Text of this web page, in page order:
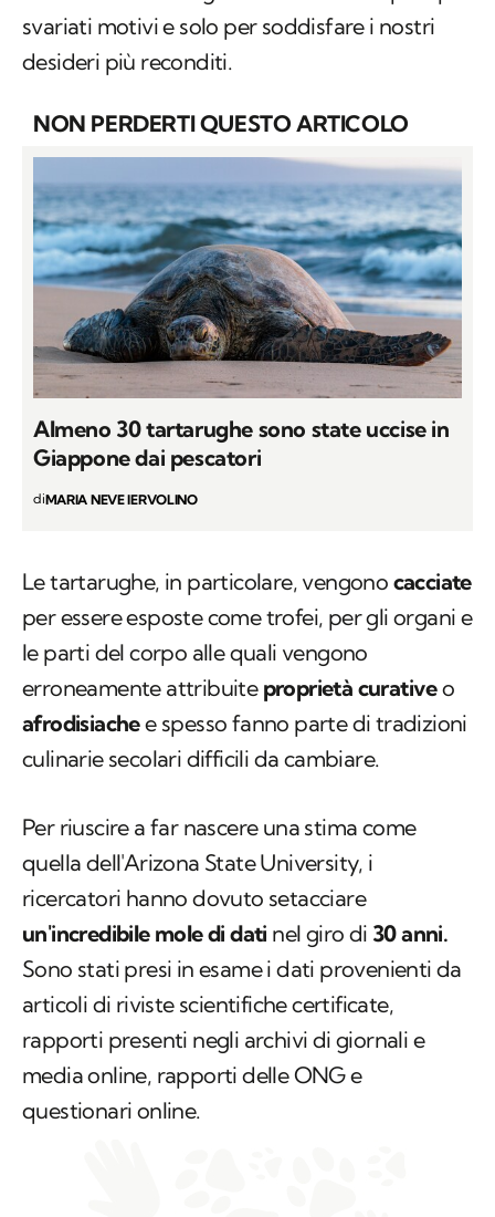
svariati motivi e solo per soddisfare i nostri
desideri più reconditi.
NON PERDERTI QUESTO ARTICOLO
Almeno 30 tartarughe sono state uccise in
Giappone dai pescatori
diMARIA NEVE IERVOLINO
Le tartarughe, in particolare, vengono cacciate
per essere esposte come trofei, per gli organi e
le parti del corpo alle quali vengono
erroneamente attribuite proprietà curativeo
afrodisiachee spesso fanno parte di tradizioni
culinarie secolari difficili da cambiare.
Per riuscire a far nascere una stima come
quella dell'Arizona State University, i
ricercatori hanno dovuto setacciare
un'incredibile mole di dati nel giro di 30 anni.
Sono stati presi in esame i dati provenienti da
articoli di riviste scientifiche certificate,
rapporti presenti negli archivi di giornali e
media online, rapporti delle ONG e
questionari online.